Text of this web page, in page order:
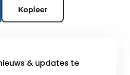
Kopieer
& updates te